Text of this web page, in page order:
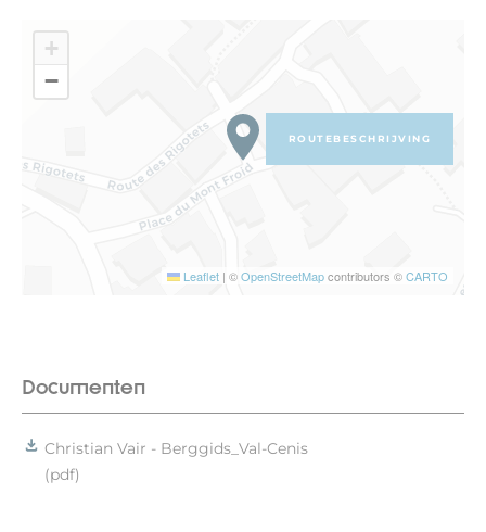
+
−
Leaflet | ©OpenStreetMapcontributors ©CARTO
ROUTEBESCHRIJVING
Documenten
Christian Vair - Berggids_Val-Cenis
(pdf)